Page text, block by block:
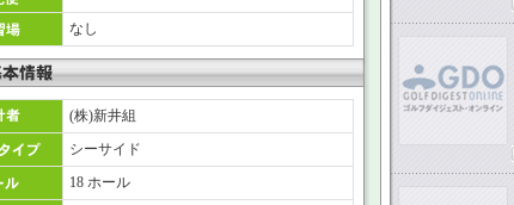
なし
(株)新井組
シーサイド
18 ホール